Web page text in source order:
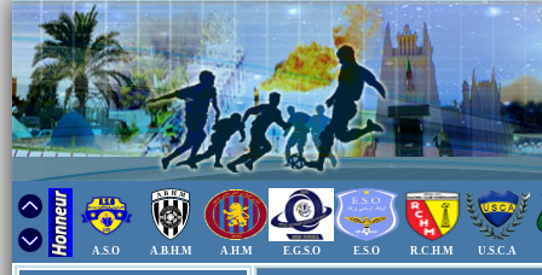
A.S.O A.B.H.M A.H.M E.G.S.O E.S.O R.C.H.M U.S.C.A